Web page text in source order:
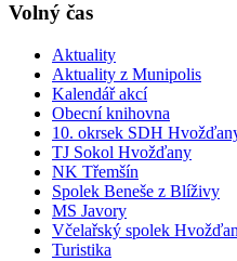
Volný čas
Aktuality
Aktuality z Munipolis
Kalendář akcí
Obecní knihovna
10. okrsek SDH
TJ Sokol Hvožďany
NK Třemšín
Spolek Beneše z Blíživy
MS Javory
Včelařský spolek
Turistika